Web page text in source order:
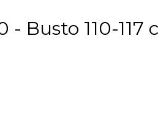
- Busto 110-